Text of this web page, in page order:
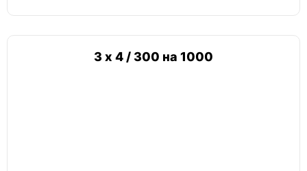
3 х 4 / 300 на 1000